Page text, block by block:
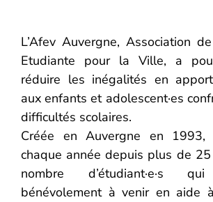
L’Afev Auvergne, Association
Etudiante pour la Ville, a
réduire les inégalités en
aux enfants et adolescent·es
difficultés scolaires.
Créée en Auvergne en 1993,
chaque année depuis plus de
nombre d’étudiant·e·s qui
bénévolement à venir en aide